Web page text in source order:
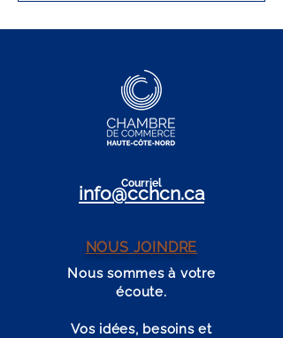
Courriel
info@cchcn.ca
NOUS JOINDRE
Nous sommes à votre
écoute.
Vos idées, besoins et